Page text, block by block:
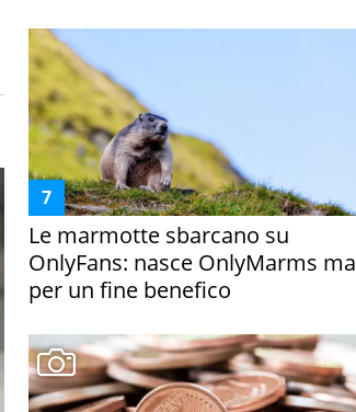
Le marmotte sbarcano su
OnlyFans: nasce OnlyMarms ma
per un fine benefico